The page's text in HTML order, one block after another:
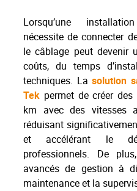
Lorsqu’une
nécessite de connecter
le câblage peut devenir
coûts, du temps
techniques. Lasolution
Tek permet de créer
km avec des vitesses
réduisant
et accélérant le
professionnels. De
avancés de gestion à
maintenance et la